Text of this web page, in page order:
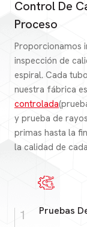
Control De
Proceso
Proporcionamos
inspección de
espiral. Cada
nuestra fábrica
controlada
y prueba de
primas hasta la
la calidad de
1 Pruebas